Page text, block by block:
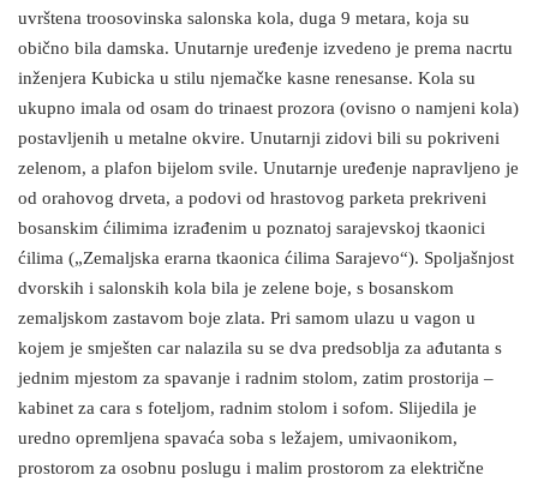
uvrštena troosovinska salonska kola, duga 9 metara, koja su
obično bila damska. Unutarnje uređenje izvedeno je prema nacrtu
inženjera Kubicka u stilu njemačke kasne renesanse. Kola su
ukupno imala od osam do trinaest prozora (ovisno o namjeni kola)
postavljenih u metalne okvire. Unutarnji zidovi bili su pokriveni
zelenom, a plafon bijelom svile. Unutarnje uređenje napravljeno je
od orahovog drveta, a podovi od hrastovog parketa prekriveni
bosanskim ćilimima izrađenim u poznatoj sarajevskoj tkaonici
ćilima („Zemaljska erarna tkaonica ćilima Sarajevo“). Spoljašnjost
dvorskih i salonskih kola bila je zelene boje, s bosanskom
zemaljskom zastavom boje zlata. Pri samom ulazu u vagon u
kojem je smješten car nalazila su se dva predsoblja za ađutanta s
jednim mjestom za spavanje i radnim stolom, zatim prostorija –
kabinet za cara s foteljom, radnim stolom i sofom. Slijedila je
uredno opremljena spavaća soba s ležajem, umivaonikom,
prostorom za osobnu poslugu i malim prostorom za električne